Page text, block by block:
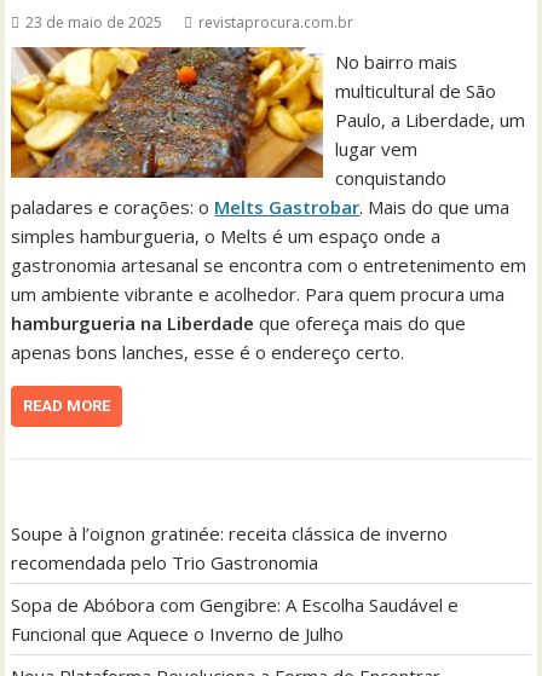
23 de maio de 2025 revistaprocura.com.br
No bairro mais
multicultural de São
Paulo, a Liberdade, um
lugar vem
conquistando
paladares e corações: o Melts Gastrobar. Mais do que uma
simples hamburgueria, o Melts é um espaço onde a
gastronomia artesanal se encontra com o entretenimento em
um ambiente vibrante e acolhedor. Para quem procura uma
hamburgueria na Liberdade que ofereça mais do que
apenas bons lanches, esse é o endereço certo.
READ MORE
Soupe à l’oignon gratinée: receita clássica de inverno
recomendada pelo Trio Gastronomia
Sopa de Abóbora com Gengibre: A Escolha Saudável e
Funcional que Aquece o Inverno de Julho